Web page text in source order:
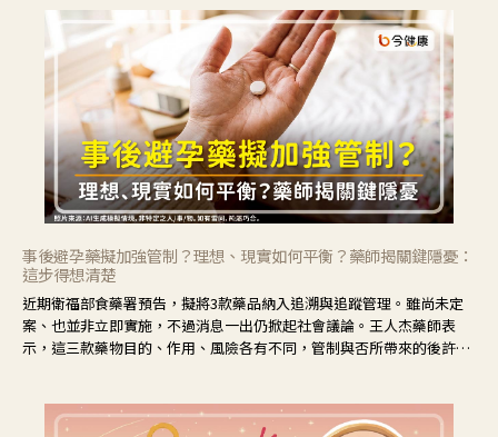
事後避孕藥擬加強管制？理想、現實如何平衡？藥師揭關鍵隱憂：
這步得想清楚
近期衛福部食藥署預告，擬將3款藥品納入追溯與追蹤管理。雖尚未定
案、也並非立即實施，不過消息一出仍掀起社會議論。王人杰藥師表
示，這三款藥物目的、作用、風險各有不同，管制與否所帶來的後許影